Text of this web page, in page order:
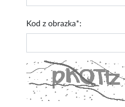
Kod z obrazka*: